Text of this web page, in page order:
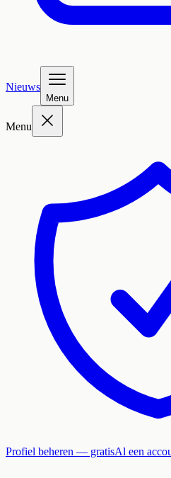
Nieuws
Menu
Menu
Profiel beheren — gratisAl een